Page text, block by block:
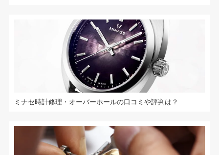
ミナセ時計修理・オーバーホールの口コミや評判は？